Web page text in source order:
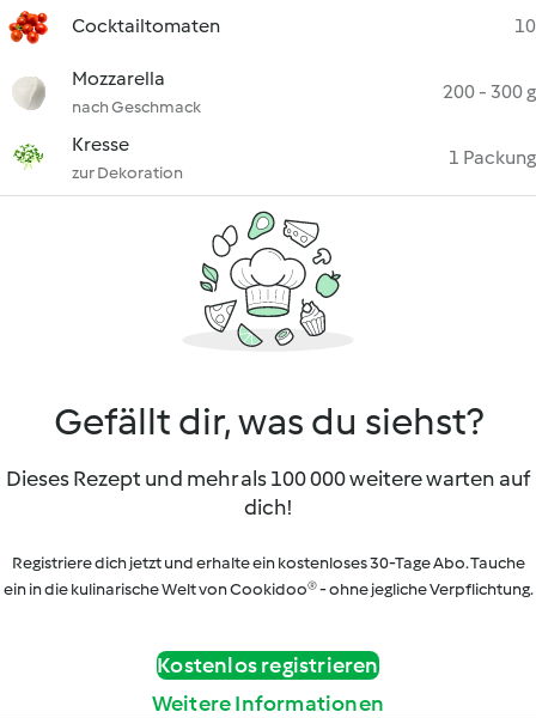
Cocktailtomaten 10
Mozzarella
nach Geschmack
200 - 300 g
Kresse
zur Dekoration
1 Packung
Gefällt dir, was du siehst?
Dieses Rezept und mehr als 100 000 weitere warten auf
dich!
Registriere dich jetzt und erhalte ein kostenloses 30-Tage Abo. Tauche
ein in die kulinarische Welt von Cookidoo® - ohne jegliche Verpflichtung.
Kostenlos registrieren
Weitere Informationen